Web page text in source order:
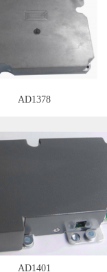
AD1378
AD1401